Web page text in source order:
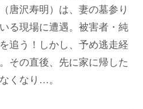
唐沢寿明）は、妻の墓参り
る現場に遭遇。被害者・純
追う！しかし、予め逃走経
その直後、先に家に帰した
くなり…。